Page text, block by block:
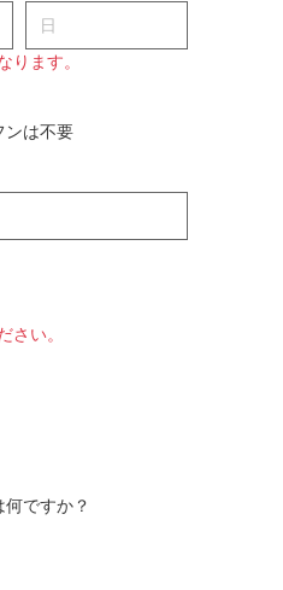
ります。
は不要
さい。
ですか？